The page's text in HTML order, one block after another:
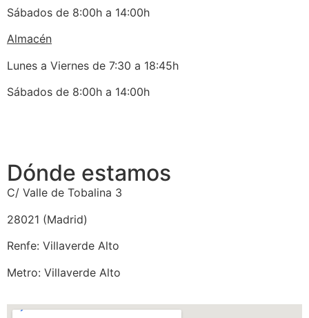
Sábados de 8:00h a 14:00h
Almacén
Lunes a Viernes de 7:30 a 18:45h
Sábados de 8:00h a 14:00h
Dónde estamos
C/ Valle de Tobalina 3
28021 (Madrid)
Renfe: Villaverde Alto
Metro: Villaverde Alto